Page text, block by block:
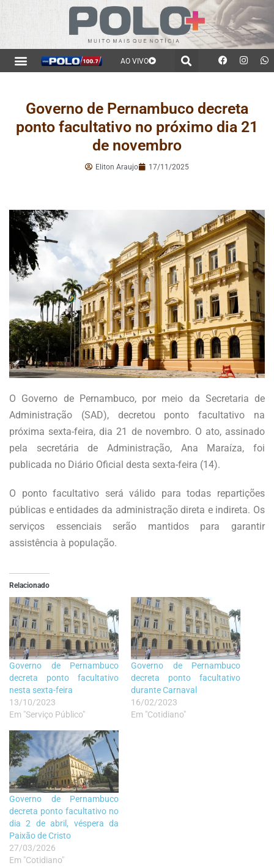
AO VIVO
Governo de Pernambuco decreta
ponto facultativo no próximo dia 21
de novembro
Eliton Araujo 17/11/2025
O Governo de Pernambuco, por meio da Secretaria de
Administração (SAD), decretou ponto facultativo na
próxima sexta-feira, dia 21 de novembro. O ato, assinado
pela secretária de Administração, Ana Maraíza, foi
publicada no Diário Oficial desta sexta-feira (14).
O ponto facultativo será válido para todas repartições
públicas e entidades da administração direta e indireta. Os
serviços essenciais serão mantidos para garantir
assistência à população.
Relacionado
Governo de Pernambuco
decreta ponto facultativo
nesta sexta-feira
13/10/2023
Em "Serviço Público"
Governo de Pernambuco
decreta ponto facultativo
durante Carnaval
16/02/2023
Em "Cotidiano"
Governo de Pernambuco
decreta ponto facultativo no
dia 2 de abril, véspera da
Paixão de Cristo
27/03/2026
Em "Cotidiano"